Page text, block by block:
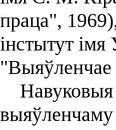
праца",
інстытут імя
"Выяўленчае
Навуковыя
выяўленчаму